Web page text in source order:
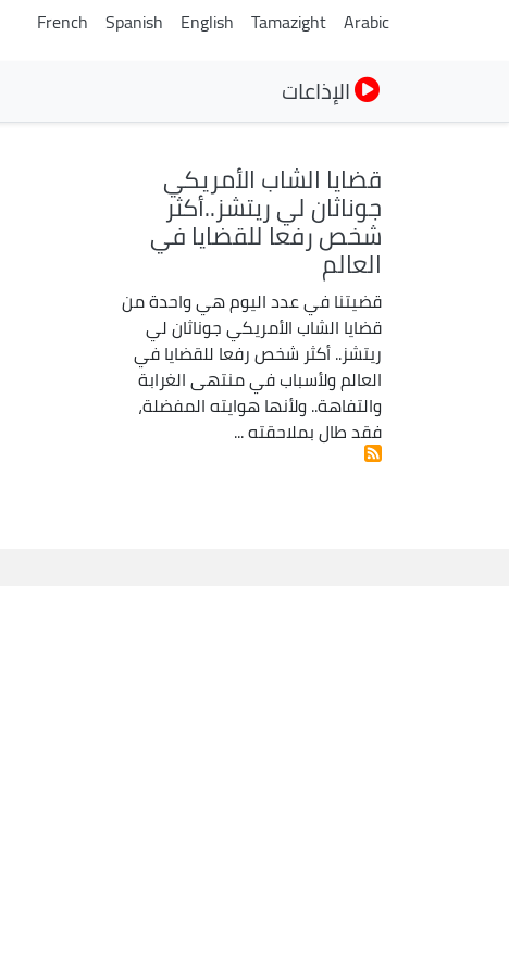
Arabic
Tamazight
English
Spanish
French
الإذاعات
قضايا الشاب الأمريكي
جوناثان لي ريتشز..أكثر
شخص رفعا للقضايا في
العالم
قضيتنا في عدد اليوم هي واحدة من
قضايا الشاب الأمريكي جوناثان لي
ريتشز.. أكثر شخص رفعا للقضايا في
العالم ولأسباب في منتهى الغرابة
والتفاهة.. ولأنها هوايته المفضلة،
فقد طال بملاحقته ...